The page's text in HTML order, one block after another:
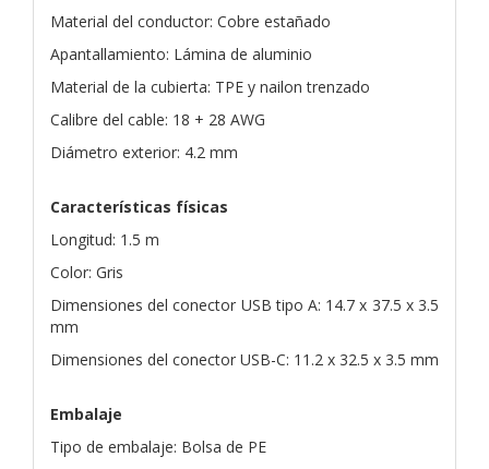
Material del conductor: Cobre estañado
Apantallamiento: Lámina de aluminio
Material de la cubierta: TPE y nailon trenzado
Calibre del cable: 18 + 28 AWG
Diámetro exterior: 4.2 mm
Características físicas
Longitud: 1.5 m
Color: Gris
Dimensiones del conector USB tipo A: 14.7 x 37.5 x 3.5
mm
Dimensiones del conector USB-C: 11.2 x 32.5 x 3.5 mm
Embalaje
Tipo de embalaje: Bolsa de PE